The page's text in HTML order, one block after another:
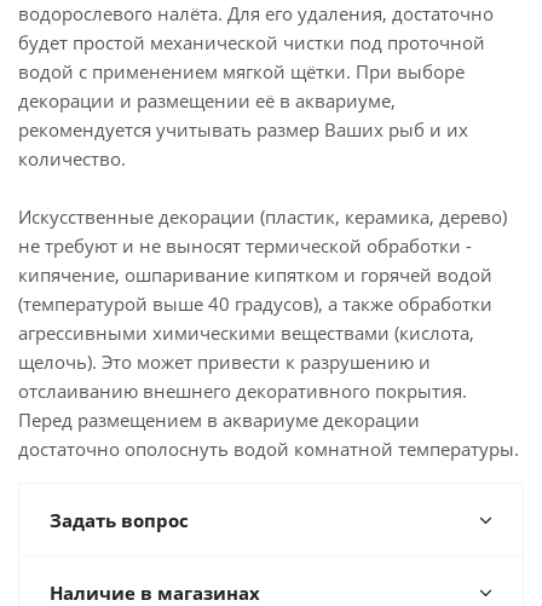
водорослевого налёта. Для его удаления, достаточно
будет простой механической чистки под проточной
водой с применением мягкой щётки. При выборе
декорации и размещении её в аквариуме,
рекомендуется учитывать размер Ваших рыб и их
количество.
Искусственные декорации (пластик, керамика, дерево)
не требуют и не выносят термической обработки -
кипячение, ошпаривание кипятком и горячей водой
(температурой выше 40 градусов), а также обработки
агрессивными химическими веществами (кислота,
щелочь). Это может привести к разрушению и
отслаиванию внешнего декоративного покрытия.
Перед размещением в аквариуме декорации
достаточно ополоснуть водой комнатной температуры.
Задать вопрос
Наличие в магазинах